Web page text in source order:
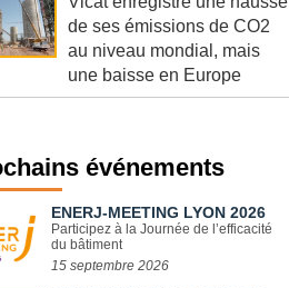
de ses émissions de CO2
au niveau mondial, mais
une baisse en Europe
événements
ENERJ-MEETING LYON 2026
Participez à la Journée de l’efficacité
du bâtiment
15 septembre 2026